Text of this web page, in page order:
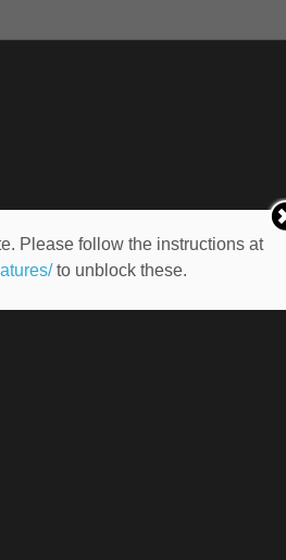
Please follow the instructions at
to unblock these.